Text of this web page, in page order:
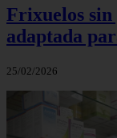
Frixuelos
adaptada
25/02/2026